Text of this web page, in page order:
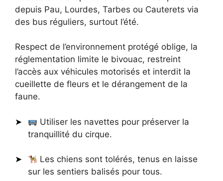
depuis Pau, Lourdes, Tarbes ou Cauterets via
des bus réguliers, surtout l’été.
Respect de l’environnement protégé oblige, la
réglementation limite le bivouac, restreint
l’accès aux véhicules motorisés et interdit la
cueillette de fleurs et le dérangement de la
faune.
Utiliser les navettes pour préserver la
tranquillité du cirque.
Les chiens sont tolérés, tenus en laisse
sur les sentiers balisés pour tous.